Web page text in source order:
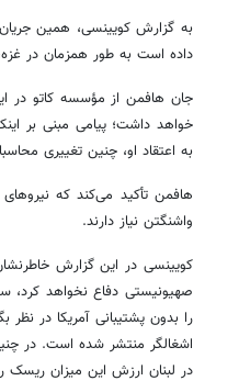
به گزارش کویینسی، همین
داده است به طور همزمان در
جان هافمن از مؤسسه کاتو در
خواهد داشت؛ پیامی مبنی بر
به اعتقاد او، چنین تغییری
هافمن تأکید می‌کند که
واشنگتن نیاز دارند.
کویینسی در این گزارش
صهیونیستی دفاع نخواهد کرد،
را بدون پشتیبانی آمریکا در
اشغالگر منتشر شده است. در
در لبنان ارزش این میزان ریسک